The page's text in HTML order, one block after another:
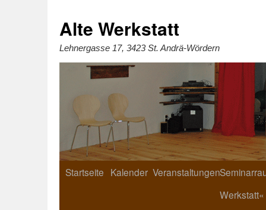
Alte Werkstatt
Lehnergasse 17, 3423 St. Andrä-Wördern
Startseite Kalender Veranstaltungen
Werkstatt«